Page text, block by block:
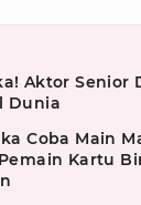
Aktor Senior
Dunia
Coba Main
Kartu